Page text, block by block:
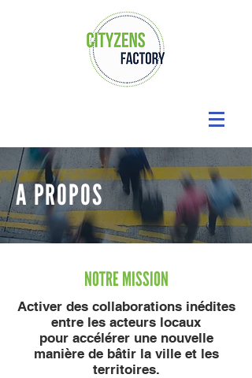
A PROPOS
NOTRE MISSION
Activer des collaborations inédites
entre les acteurs locaux
pour accélérer une nouvelle
manière de bâtir la ville et les
territoires.